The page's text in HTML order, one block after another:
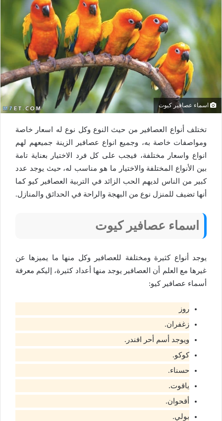
اسماء عصافير كيوت
تختلف أنواع العصافير من حيث النوع وكل نوع له اسعار خاصة
ومواصفات خاصة به، وجميع انواع عصافير الزينة جميعهم لهم
انواع واسعار مختلفة، فيجب على كل فرد الاختيار بعناية تامة
بين الأنواع المختلفة والاختيار ما هو مناسب له، حيث يوجد عدد
كبير من الناس لديهم الحب الزائد في التربية العصافير كيو كما
أنها تضيف للمنزل نوع من البهجة والراحة في الحدائق والمنازل.
اسماء عصافير كيوت
يوجد أنواع كثيرة ومختلفة للعصافير وكل منها ما يميزها عن
غيرها مع العلم أن العصافير يوجد منها أعداد كثيرة، إليكم معرفة
أسماء عصافير كيو:
روز
زغفران.
ويوجد أسم أحر افندر.
كوكو.
حسناء.
ياقوت.
أقحوان.
بولي.